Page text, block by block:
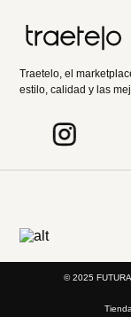
Traetelo, el
estilo, calidad y las
© 2025